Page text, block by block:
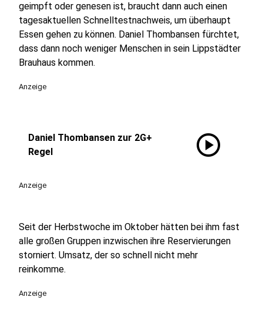
geimpft oder genesen ist, braucht dann auch einen
tagesaktuellen Schnelltestnachweis, um überhaupt
Essen gehen zu können. Daniel Thombansen fürchtet,
dass dann noch weniger Menschen in sein Lippstädter
Brauhaus kommen.
Anzeige
Daniel Thombansen zur 2G+
Regel
play_circle
Anzeige
Seit der Herbstwoche im Oktober hätten bei ihm fast
alle großen Gruppen inzwischen ihre Reservierungen
storniert. Umsatz, der so schnell nicht mehr
reinkomme.
Anzeige